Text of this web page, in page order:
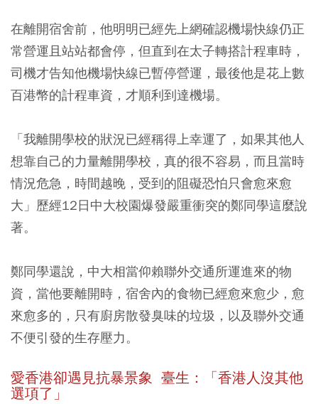
在離開宿舍前，他明明已經先上網確認機場快線仍正
常營運且站站都會停，但直到在太子轉搭計程車時，
司機才告知他機場快線已暫停營運，最後他是花上數
百港幣的計程車資，才順利到達機場。
「我離開學校的狀況已經稱得上幸運了，如果其他人
想靠自己的力量離開學校，真的很不容易，而且當時
情況危急，時間越晚，受到的阻礙恐怕只會愈來愈
大」歷經12日中大校園爆發嚴重衝突的鄭同學這麼說
著。
鄭同學還說，中大相當仰賴聯外交通所運進來的物
資，當他要離開時，宿舍內的食物已經愈來愈少，愈
來愈多的，只有廚房散發臭味的垃圾，以及聯外交通
不便引發的生存壓力。
愛香港卻遇見抗暴景象 臺生：「香港人沒其他
選項了」